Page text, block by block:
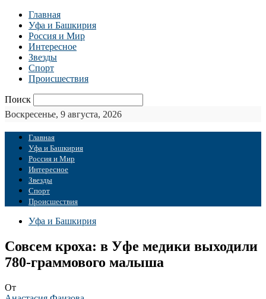
Главная
Уфа и Башкирия
Россия и Мир
Интересное
Звезды
Спорт
Происшествия
Поиск
Воскресенье, 9 августа, 2026
Главная
Уфа и Башкирия
Россия и Мир
Интересное
Звезды
Спорт
Происшествия
Уфа и Башкирия
Совсем кроха: в Уфе медики выходили
780-граммового малыша
От